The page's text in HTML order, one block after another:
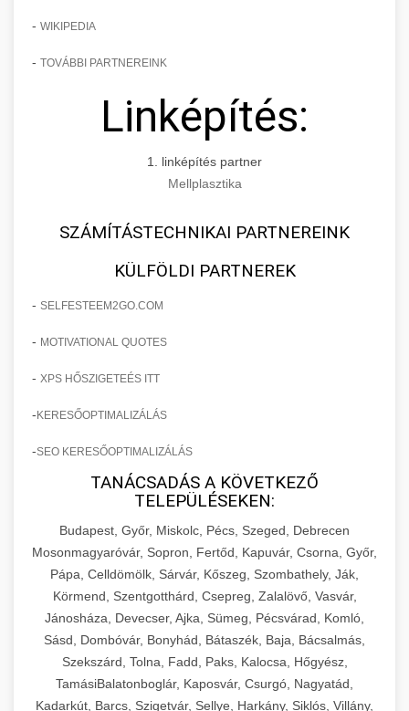
- WIKIPEDIA
- TOVÁBBI PARTNEREINK
Linképítés:
1. linképítés partner
Mellplasztika
SZÁMÍTÁSTECHNIKAI PARTNEREINK
KÜLFÖLDI PARTNEREK
- SELFESTEEM2GO.COM
- MOTIVATIONAL QUOTES
- XPS HŐSZIGETEÉS ITT
- KERESŐOPTIMALIZÁLÁS
-SEO KERESŐOPTIMALIZÁLÁS
TANÁCSADÁS A KÖVETKEZŐ
TELEPÜLÉSEKEN:
Budapest, Győr, Miskolc, Pécs, Szeged, Debrecen
Mosonmagyaróvár, Sopron, Fertőd, Kapuvár, Csorna, Győr,
Pápa, Celldömölk, Sárvár, Kőszeg, Szombathely, Ják,
Körmend, Szentgotthárd, Csepreg, Zalalövő, Vasvár,
Jánosháza, Devecser, Ajka, Sümeg, Pécsvárad, Komló,
Sásd, Dombóvár, Bonyhád, Bátaszék, Baja, Bácsalmás,
Szekszárd, Tolna, Fadd, Paks, Kalocsa, Hőgyész,
TamásiBalatonboglár, Kaposvár, Csurgó, Nagyatád,
Kadarkút, Barcs, Szigetvár, Sellye, Harkány, Siklós, Villány,